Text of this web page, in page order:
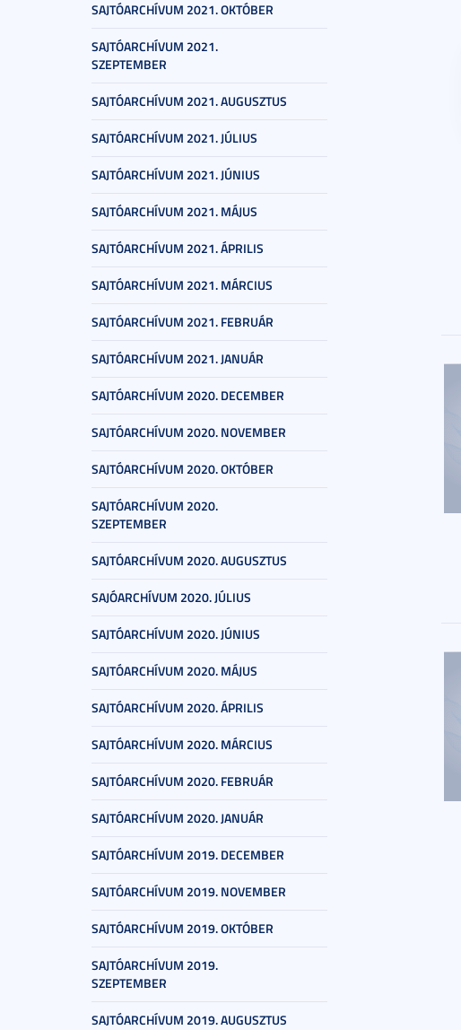
SAJTÓARCHÍVUM 2021. OKTÓBER
SAJTÓARCHÍVUM 2021.
SZEPTEMBER
SAJTÓARCHÍVUM 2021. AUGUSZTUS
SAJTÓARCHÍVUM 2021. JÚLIUS
SAJTÓARCHÍVUM 2021. JÚNIUS
SAJTÓARCHÍVUM 2021. MÁJUS
SAJTÓARCHÍVUM 2021. ÁPRILIS
SAJTÓARCHÍVUM 2021. MÁRCIUS
SAJTÓARCHÍVUM 2021. FEBRUÁR
SAJTÓARCHÍVUM 2021. JANUÁR
SAJTÓARCHÍVUM 2020. DECEMBER
SAJTÓARCHÍVUM 2020. NOVEMBER
SAJTÓARCHÍVUM 2020. OKTÓBER
SAJTÓARCHÍVUM 2020.
SZEPTEMBER
SAJTÓARCHÍVUM 2020. AUGUSZTUS
SAJÓARCHÍVUM 2020. JÚLIUS
SAJTÓARCHÍVUM 2020. JÚNIUS
SAJTÓARCHÍVUM 2020. MÁJUS
SAJTÓARCHÍVUM 2020. ÁPRILIS
SAJTÓARCHÍVUM 2020. MÁRCIUS
SAJTÓARCHÍVUM 2020. FEBRUÁR
SAJTÓARCHÍVUM 2020. JANUÁR
SAJTÓARCHÍVUM 2019. DECEMBER
SAJTÓARCHÍVUM 2019. NOVEMBER
SAJTÓARCHÍVUM 2019. OKTÓBER
SAJTÓARCHÍVUM 2019.
SZEPTEMBER
SAJTÓARCHÍVUM 2019. AUGUSZTUS